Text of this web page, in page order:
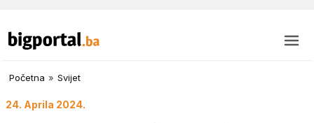
Početna » Svijet
24. Aprila 2024.